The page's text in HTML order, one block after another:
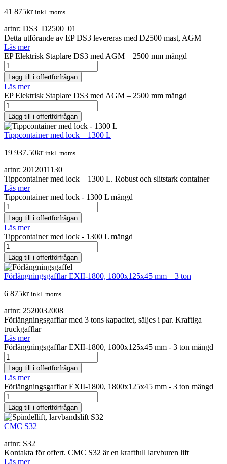
41 875kr inkl. moms
artnr: DS3_D2500_01
Detta utförande av EP DS3 levereras med D2500 mast, AGM
Läs mer
EP Elektrisk Staplare DS3 med AGM – 2500 mm mängd
Lägg till i offertförfrågan
Läs mer
EP Elektrisk Staplare DS3 med AGM – 2500 mm mängd
Lägg till i offertförfrågan
Tippcontainer med lock – 1300 L
19 937.50kr inkl. moms
artnr: 2012011130
Tippcontainer med lock – 1300 L. Robust och slitstark container
Läs mer
Tippcontainer med lock - 1300 L mängd
Lägg till i offertförfrågan
Läs mer
Tippcontainer med lock - 1300 L mängd
Lägg till i offertförfrågan
Förlängningsgafflar EXII-1800, 1800x125x45 mm – 3 ton
6 875kr inkl. moms
artnr: 2520032008
Förlängningsgafflar med 3 tons kapacitet, säljes i par. Kraftiga
truckgafflar
Läs mer
Förlängningsgafflar EXII-1800, 1800x125x45 mm - 3 ton mängd
Lägg till i offertförfrågan
Läs mer
Förlängningsgafflar EXII-1800, 1800x125x45 mm - 3 ton mängd
Lägg till i offertförfrågan
CMC S32
artnr: S32
Kontakta för offert. CMC S32 är en kraftfull larvburen lift
Läs mer